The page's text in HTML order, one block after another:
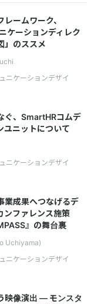
ームワーク、
ケーションディレク
」のススメ
ニケーションデザイ
ぐ、SmartHRコムデ
ユニットについて
ニケーションデザイ
業成果へつなげるデ
ンファレンス施策
』の舞台裏
Uchiyama)
ニケーションデザイ
映像演出 — モンスタ